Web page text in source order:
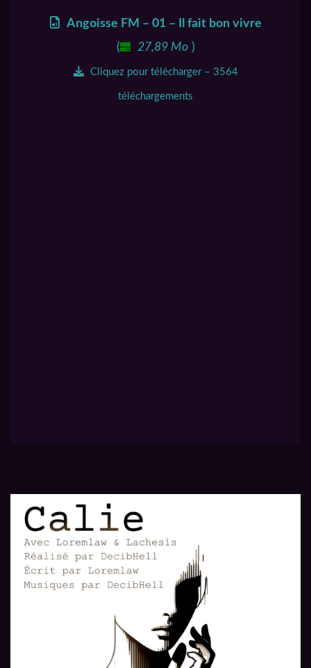
Angoisse FM – 01 – Il fait bon vivre
(
27,89 Mo )
Cliquez pour télécharger – 3564
téléchargements